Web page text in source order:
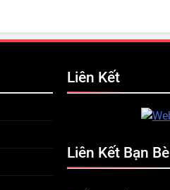
Liên Kết
Liên Kết Bạn Bè